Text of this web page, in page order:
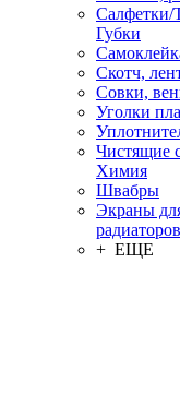
Салфетки/
Губки
Скотч,
Совки,
Уголки
Чистящие
Химия
Швабры
Экраны
радиаторов
+ ЕЩЕ